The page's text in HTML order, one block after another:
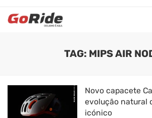
TAG: MIPS AIR
Novo capacete
evolução natural
icónico